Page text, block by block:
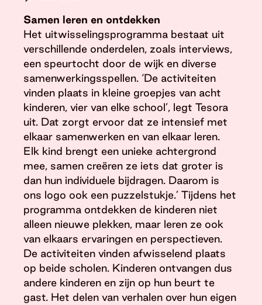
Samen leren en ontdekken
Het uitwisselingsprogramma bestaat uit
verschillende onderdelen, zoals interviews,
een speurtocht door de wijk en diverse
samenwerkingsspellen. ‘De activiteiten
vinden plaats in kleine groepjes van acht
kinderen, vier van elke school’, legt Tesora
uit. Dat zorgt ervoor dat ze intensief met
elkaar samenwerken en van elkaar leren.
Elk kind brengt een unieke achtergrond
mee, samen creëren ze iets dat groter is
dan hun individuele bijdragen. Daarom is
ons logo ook een puzzelstukje.’ Tijdens het
programma ontdekken de kinderen niet
alleen nieuwe plekken, maar leren ze ook
van elkaars ervaringen en perspectieven.
De activiteiten vinden afwisselend plaats
op beide scholen. Kinderen ontvangen dus
andere kinderen en zijn op hun beurt te
gast. Het delen van verhalen over hun eigen